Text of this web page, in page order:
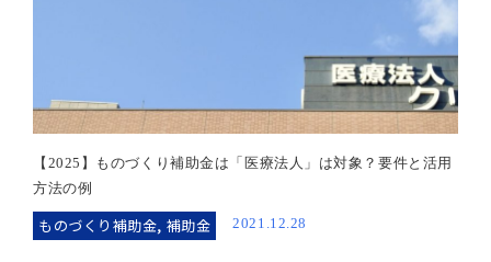
【2025】ものづくり補助金は「医療法人」は対象？要件と活用
方法の例
ものづくり補助金, 補助金 2021.12.28